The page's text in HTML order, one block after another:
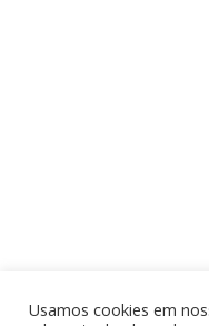
Usamos cookies em